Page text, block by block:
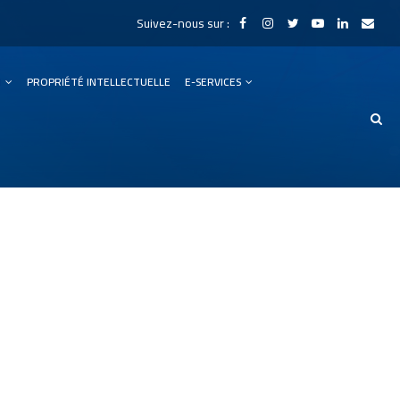
Suivez-nous sur :
PROPRIÉTÉ INTELLECTUELLE E-SERVICES